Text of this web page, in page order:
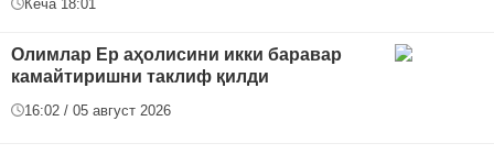
Кеча 18:01
Олимлар Ер аҳолисини икки баравар
камайтиришни таклиф қилди
16:02 / 05 август 2026